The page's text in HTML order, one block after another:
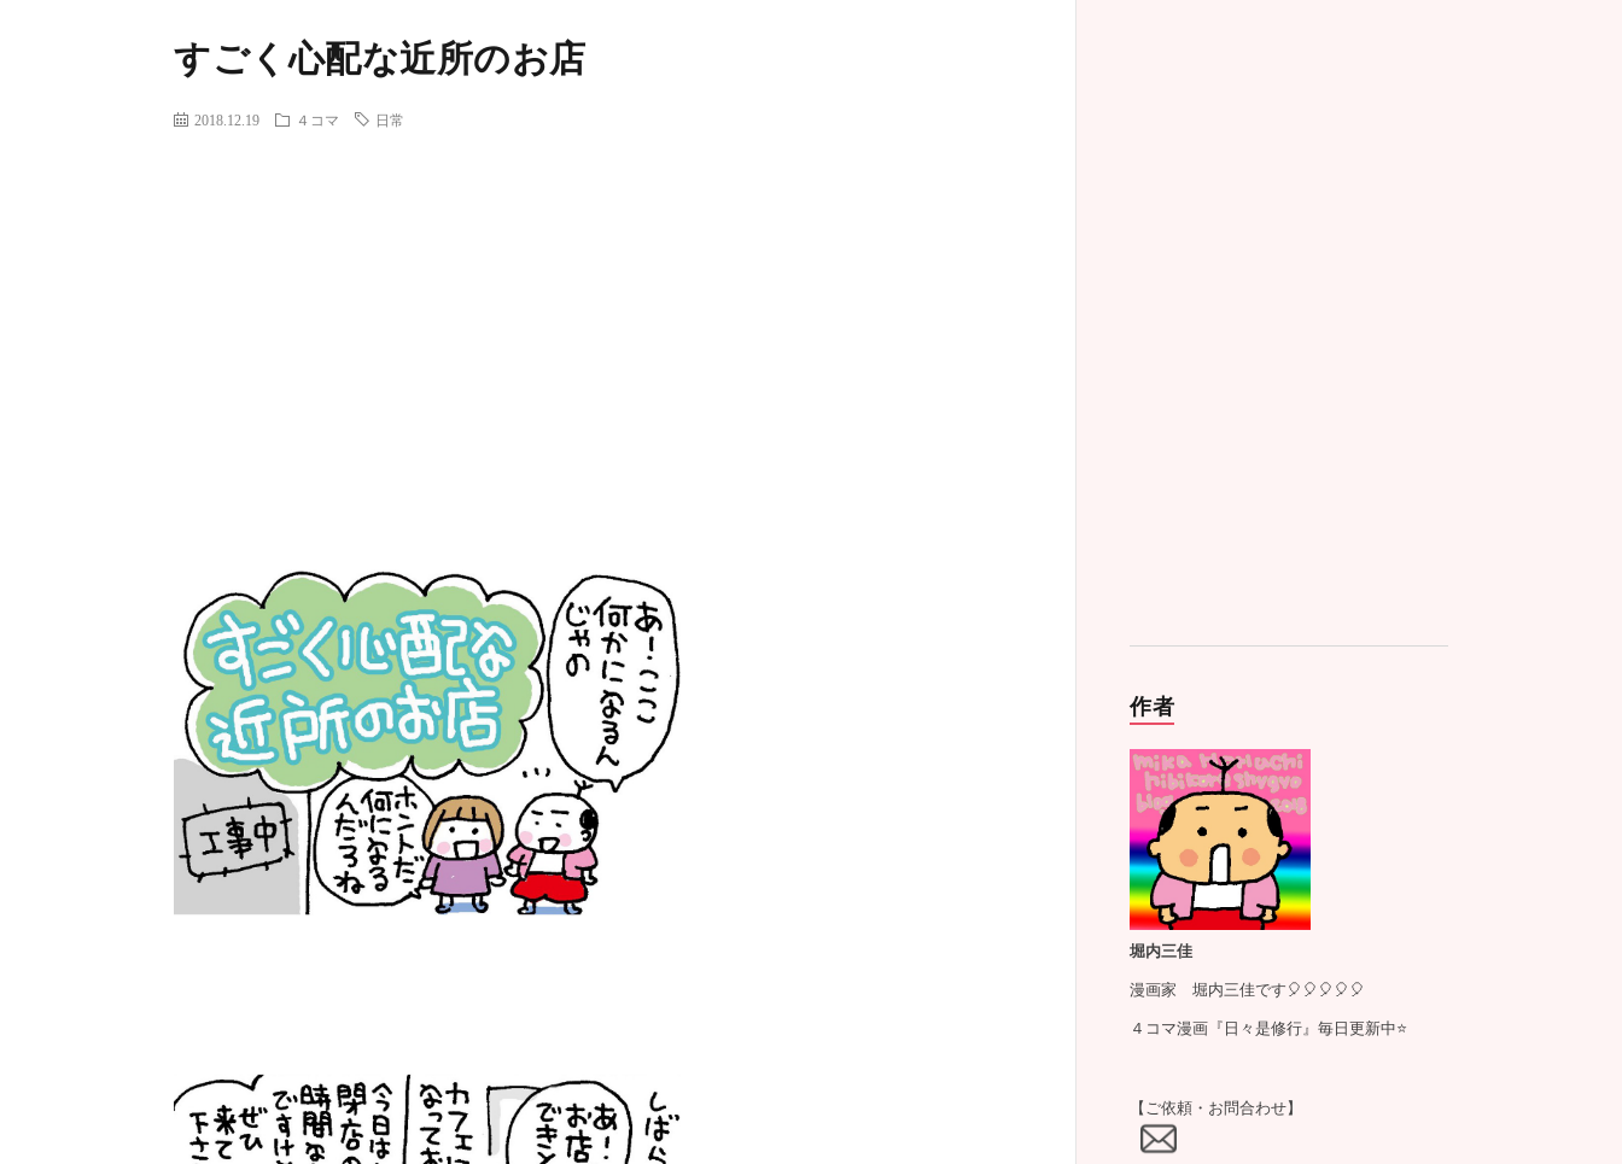
すごく心配な近所のお店
2018.12.19 ４コマ 日常
作者
堀内三佳
漫画家 堀内三佳です🎈🎈🎈🎈🎈
４コマ漫画『日々是修行』毎日更新中⭐️
【ご依頼・お問合わせ】